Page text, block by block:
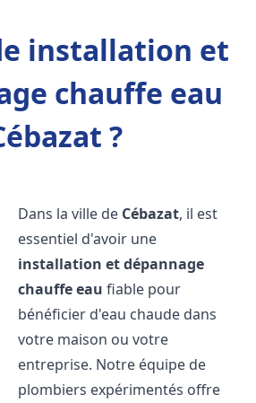
installation et
chauffe eau
?
Dans la ville de Cébazat, il est
essentiel d'avoir une
installation et dépannage
chauffe eau fiable pour
bénéficier d'eau chaude dans
votre maison ou votre
entreprise. Notre équipe de
plombiers expérimentés offre